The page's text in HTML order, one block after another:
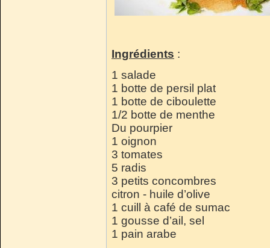
Ingrédients :
1 salade
1 botte de persil plat
1 botte de ciboulette
1/2 botte de menthe
Du pourpier
1 oignon
3 tomates
5 radis
3 petits concombres
citron - huile d’olive
1 cuill à café de sumac
1 gousse d’ail, sel
1 pain arabe